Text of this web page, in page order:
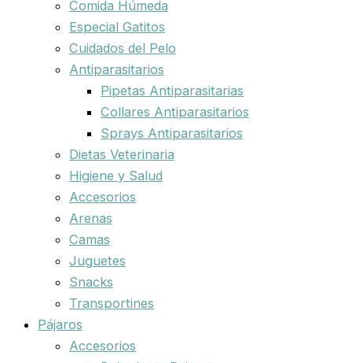
Comida Húmeda
Especial Gatitos
Cuidados del Pelo
Antiparasitarios
Pipetas Antiparasitarias
Collares Antiparasitarios
Sprays Antiparasitarios
Dietas Veterinaria
Higiene y Salud
Accesorios
Arenas
Camas
Juguetes
Snacks
Transportines
Pájaros
Accesorios